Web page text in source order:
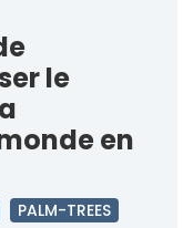
le
en
PALM-TREES